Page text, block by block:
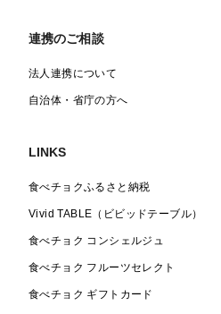
連携のご相談
法人連携について
自治体・省庁の方へ
LINKS
食べチョクふるさと納税
Vivid TABLE（ビビッドテーブル）
食べチョク コンシェルジュ
食べチョク フルーツセレクト
食べチョク ギフトカード